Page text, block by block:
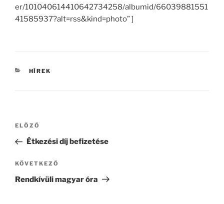
er/101040614410642734258/albumid/66039881551
41585937?alt=rss&kind=photo” ]
KATEGÓRIÁK
HÍREK
Bejegyzés
navigáció
Korábbi
bejegyzés
ELŐZŐ
Étkezési díj befizetése
Következő
bejegyzés
KÖVETKEZŐ
Rendkívüli magyar óra